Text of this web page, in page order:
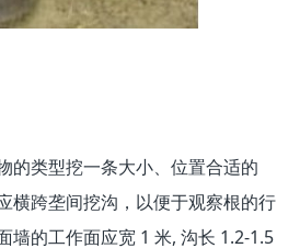
的类型挖一条大小、位置合适的
横跨垄间挖沟，以便于观察根的行
墙的工作面应宽 1 米, 沟长 1.2-1.5